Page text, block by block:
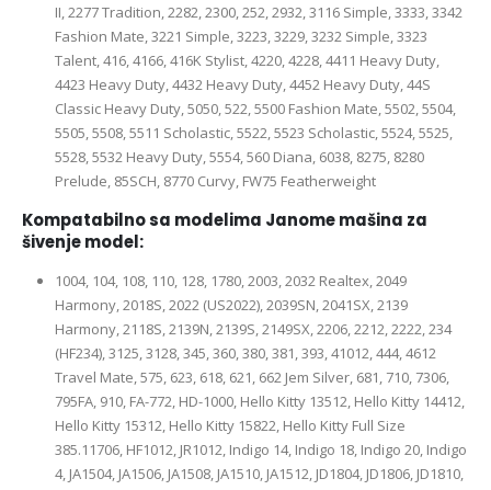
II, 2277 Tradition, 2282, 2300, 252, 2932, 3116 Simple, 3333, 3342
Fashion Mate, 3221 Simple, 3223, 3229, 3232 Simple, 3323
Talent, 416, 4166, 416K Stylist, 4220, 4228, 4411 Heavy Duty,
4423 Heavy Duty, 4432 Heavy Duty, 4452 Heavy Duty, 44S
Classic Heavy Duty, 5050, 522, 5500 Fashion Mate, 5502, 5504,
5505, 5508, 5511 Scholastic, 5522, 5523 Scholastic, 5524, 5525,
5528, 5532 Heavy Duty, 5554, 560 Diana, 6038, 8275, 8280
Prelude, 85SCH, 8770 Curvy, FW75 Featherweight
Kompatabilno sa modelima Janome mašina za
šivenje model:
1004, 104, 108, 110, 128, 1780, 2003, 2032 Realtex, 2049
Harmony, 2018S, 2022 (US2022), 2039SN, 2041SX, 2139
Harmony, 2118S, 2139N, 2139S, 2149SX, 2206, 2212, 2222, 234
(HF234), 3125, 3128, 345, 360, 380, 381, 393, 41012, 444, 4612
Travel Mate, 575, 623, 618, 621, 662 Jem Silver, 681, 710, 7306,
795FA, 910, FA-772, HD-1000, Hello Kitty 13512, Hello Kitty 14412,
Hello Kitty 15312, Hello Kitty 15822, Hello Kitty Full Size
385.11706, HF1012, JR1012, Indigo 14, Indigo 18, Indigo 20, Indigo
4, JA1504, JA1506, JA1508, JA1510, JA1512, JD1804, JD1806, JD1810,